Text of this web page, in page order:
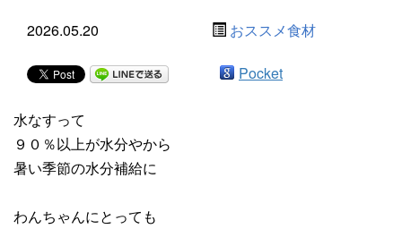
2026.05.20 おススメ食材
Pocket
水なすって
９０％以上が水分やから
暑い季節の水分補給に
わんちゃんにとっても